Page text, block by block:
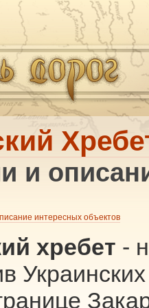
и
интересных объектов
хребет -